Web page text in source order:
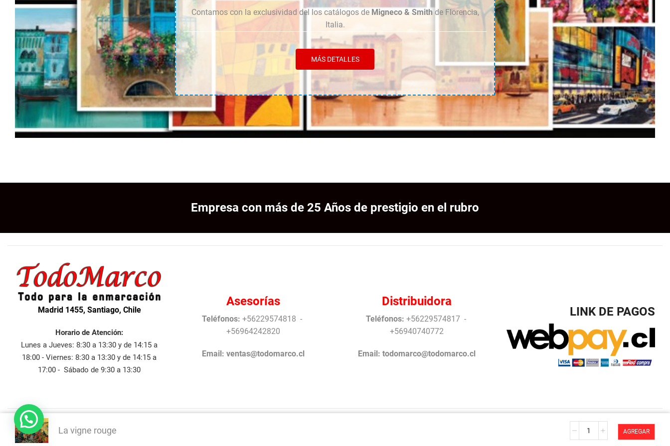
Contamos con la exclusividad del los catálogos de Migneco & Smith de Florencia,
Italia.
MÁS DETALLES
Empresa con más de 25 Años de prestigio en el rubro
Madrid 1455, Santiago, Chile
Horario de Atención:
Lunes a Jueves: 8:30 a 13:30 y de 14:15 a
18:00 - Viernes: 8:30 a 13:30 y de 14:15 a
17:00 - Sábado de 9:30 a 13:30
Asesorías
Teléfonos: +56229574818 -
+56964242820
Email: ventas@todomarco.cl
Distribuidora
Teléfonos: +56229574817 -
+56940740772
Email:todomarco@todomarco.cl
LINK DE PAGOS
La vigne rouge AGREGAR